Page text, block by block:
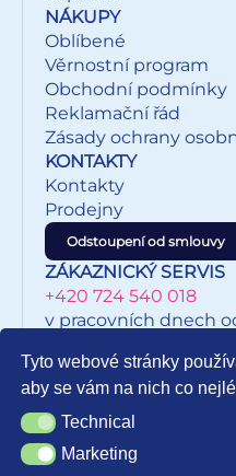
NÁKUPY
Oblíbené
Věrnostní program
Obchodní podmínky
Reklamační řád
Zásady ochrany
KONTAKTY
Kontakty
Prodejny
Odstoupení od smlouvy
ZÁKAZNICKÝ SERVIS
+420 724 540 018
v pracovních dnech
NEWSLETTER
Tyto webové stránky
aby se vám na nich co
TechnicalTechnical
MarketingMarketing